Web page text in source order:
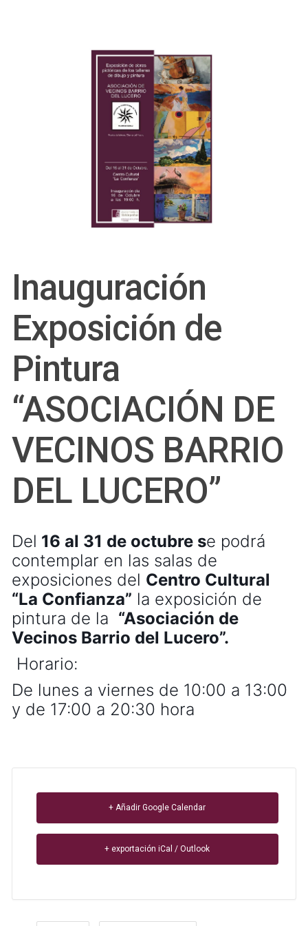
Inauguración
Exposición de
Pintura
“ASOCIACIÓN DE
VECINOS BARRIO
DEL LUCERO”
Del 16 al 31 de octubre se podrá
contemplar en las salas de
exposiciones del Centro Cultural
“La Confianza” la exposición de
pintura de la “Asociación de
Vecinos Barrio del Lucero”.
Horario:
De lunes a viernes de 10:00 a 13:00
y de 17:00 a 20:30 hora
+ Añadir Google Calendar
+ exportación iCal / Outlook